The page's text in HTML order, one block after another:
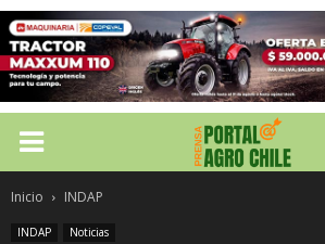
Inicio INDAP
INDAP Noticias